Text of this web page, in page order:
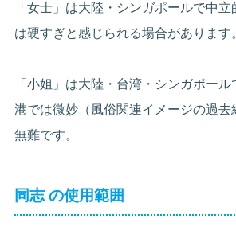
「女士」は大陸・シンガポールで中
は硬すぎと感じられる場合があります
「小姐」は大陸・台湾・シンガポー
港では微妙（風俗関連イメージの過去
無難です。
同志 の使用範囲